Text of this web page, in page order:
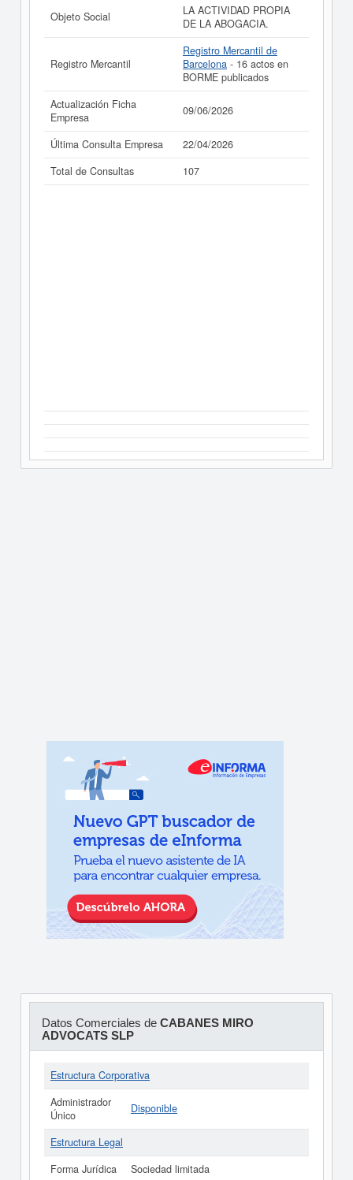
Objeto Social
LA ACTIVIDAD PROPIA
DE LA ABOGACIA.
Registro Mercantil
Registro Mercantil de
Barcelona - 16 actos en
BORME publicados
Actualización Ficha
Empresa
09/06/2026
Última Consulta Empresa
22/04/2026
Total de Consultas
107
Datos Comerciales de CABANES MIRO
ADVOCATS SLP
Estructura Corporativa
Administrador
Único
Disponible
Estructura Legal
Forma Jurídica
Sociedad limitada